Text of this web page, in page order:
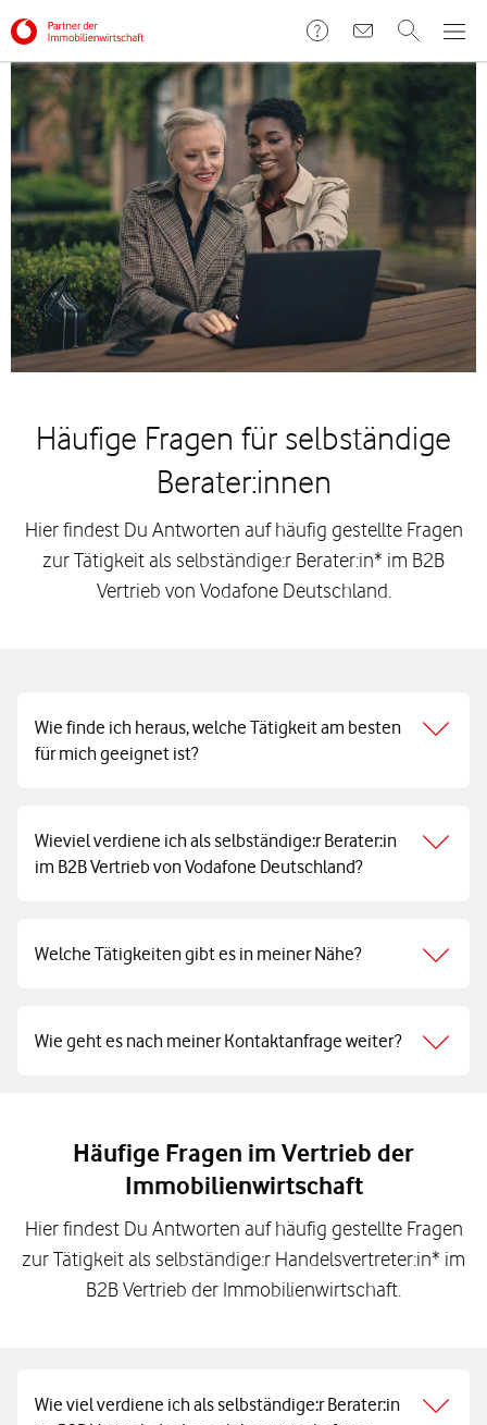
Häufige Fragen für selbständige
Berater:innen
Hier findest Du Antworten auf häufig gestellte Fragen
zur Tätigkeit als selbständige:r Berater:in* im B2B
Vertrieb von Vodafone Deutschland.
Wie finde ich heraus, welche Tätigkeit am besten
für mich geeignet ist?
Wieviel verdiene ich als selbständige:r Berater:in
im B2B Vertrieb von Vodafone Deutschland?
Welche Tätigkeiten gibt es in meiner Nähe?
Wie geht es nach meiner Kontaktanfrage weiter?
Häufige Fragen im Vertrieb der
Immobilienwirtschaft
Hier findest Du Antworten auf häufig gestellte Fragen
zur Tätigkeit als selbständige:r Handelsvertreter:in* im
B2B Vertrieb der Immobilienwirtschaft.
Wie viel verdiene ich als selbständige:r Berater:in